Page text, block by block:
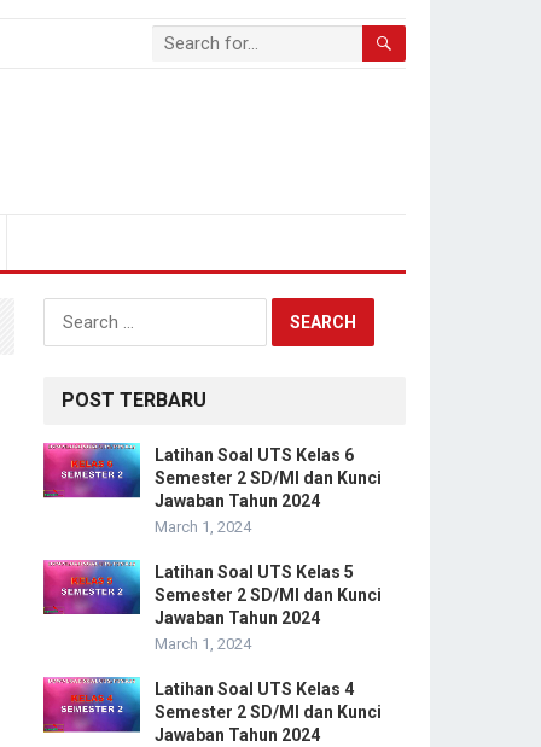
Search
for:
POST TERBARU
Latihan Soal UTS Kelas 6
Semester 2 SD/MI dan Kunci
Jawaban Tahun 2024
March 1, 2024
Latihan Soal UTS Kelas 5
Semester 2 SD/MI dan Kunci
Jawaban Tahun 2024
March 1, 2024
Latihan Soal UTS Kelas 4
Semester 2 SD/MI dan Kunci
Jawaban Tahun 2024